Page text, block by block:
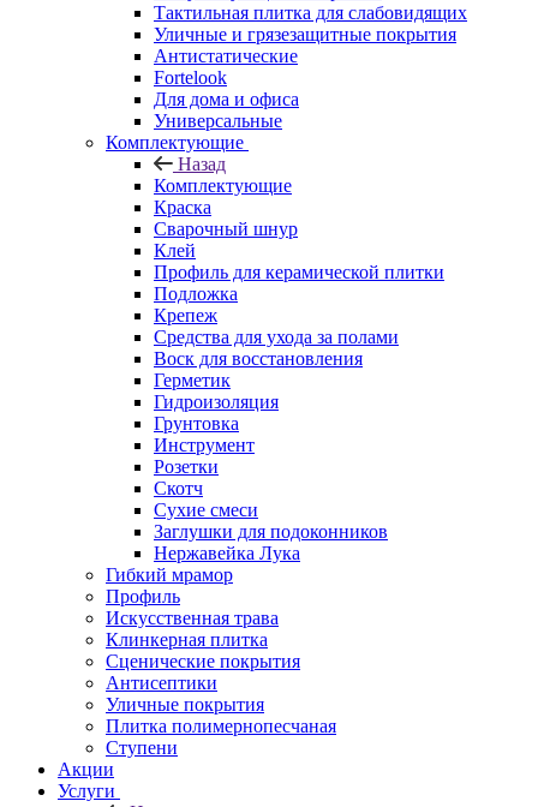
Тактильная плитка для слабовидящих
Уличные и грязезащитные покрытия
Антистатические
Fortelook
Для дома и офиса
Универсальные
Комплектующие
Назад
Комплектующие
Краска
Сварочный шнур
Клей
Профиль для керамической плитки
Подложка
Крепеж
Средства для ухода за полами
Воск для восстановления
Герметик
Гидроизоляция
Грунтовка
Инструмент
Розетки
Скотч
Сухие смеси
Заглушки для подоконников
Нержавейка Лука
Гибкий мрамор
Профиль
Искусственная трава
Клинкерная плитка
Сценические покрытия
Антисептики
Уличные покрытия
Плитка полимернопесчаная
Ступени
Акции
Услуги